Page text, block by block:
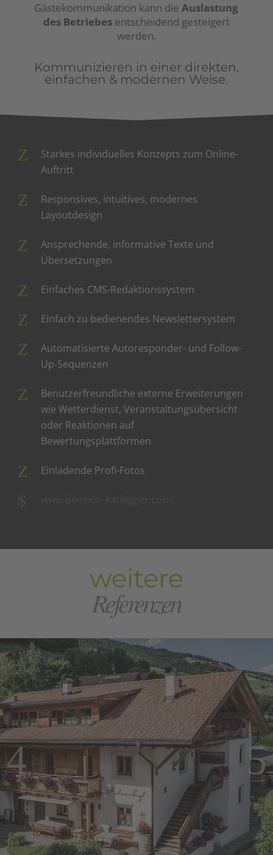
Gästekommunikation kann dieAuslastung
des Betriebesentscheidend gesteigert
werden.
Kommunizieren in einer direkten,
einfachen & modernen Weise.
Starkes individuelles Konzepts zum Online-
Auftritt
Responsives, intuitives, modernes
Layoutdesign
Ansprechende, informative Texte und
Übersetzungen
Einfaches CMS-Redaktionssystem
Einfach zu bedienendes Newslettersystem
Automatisierte Autoresponder- und Follow-
Up-Sequenzen
Benutzerfreundliche externe Erweiterungen
wie Wetterdienst, Veranstaltungsübersicht
oder Reaktionen auf
Bewertungsplattformen
Einladende Profi-Fotos
weitere
Referenzen